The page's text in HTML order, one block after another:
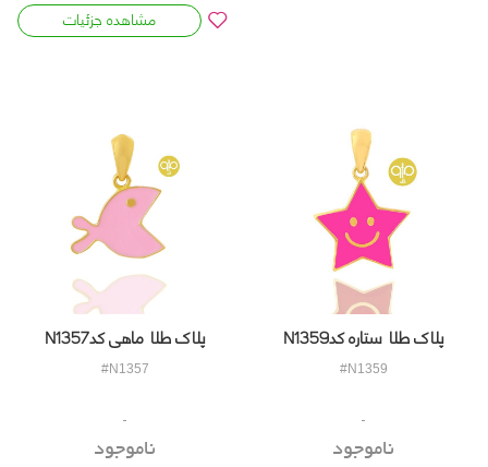
مشاهده جزئیات
پلاک طلا ستاره کدN1359
#N1359
ناموجود
پلاک طلا ماهی کدN1357
#N1357
ناموجود